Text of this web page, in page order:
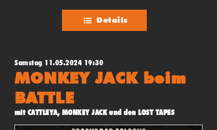
Details
Samstag 11.05.2024 19:30
MONKEY JACK beim
BATTLE
mit CATTLEYA, MONKEY JACK und den LOST TAPES